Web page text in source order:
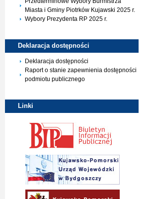
Miasta i Gminy Piotrków Kujawski 2025 r.
Wybory Prezydenta RP 2025 r.
Deklaracja dostępności
Deklaracja dostępności
Raport o stanie zapewnienia dostępności
podmiotu publicznego
Linki